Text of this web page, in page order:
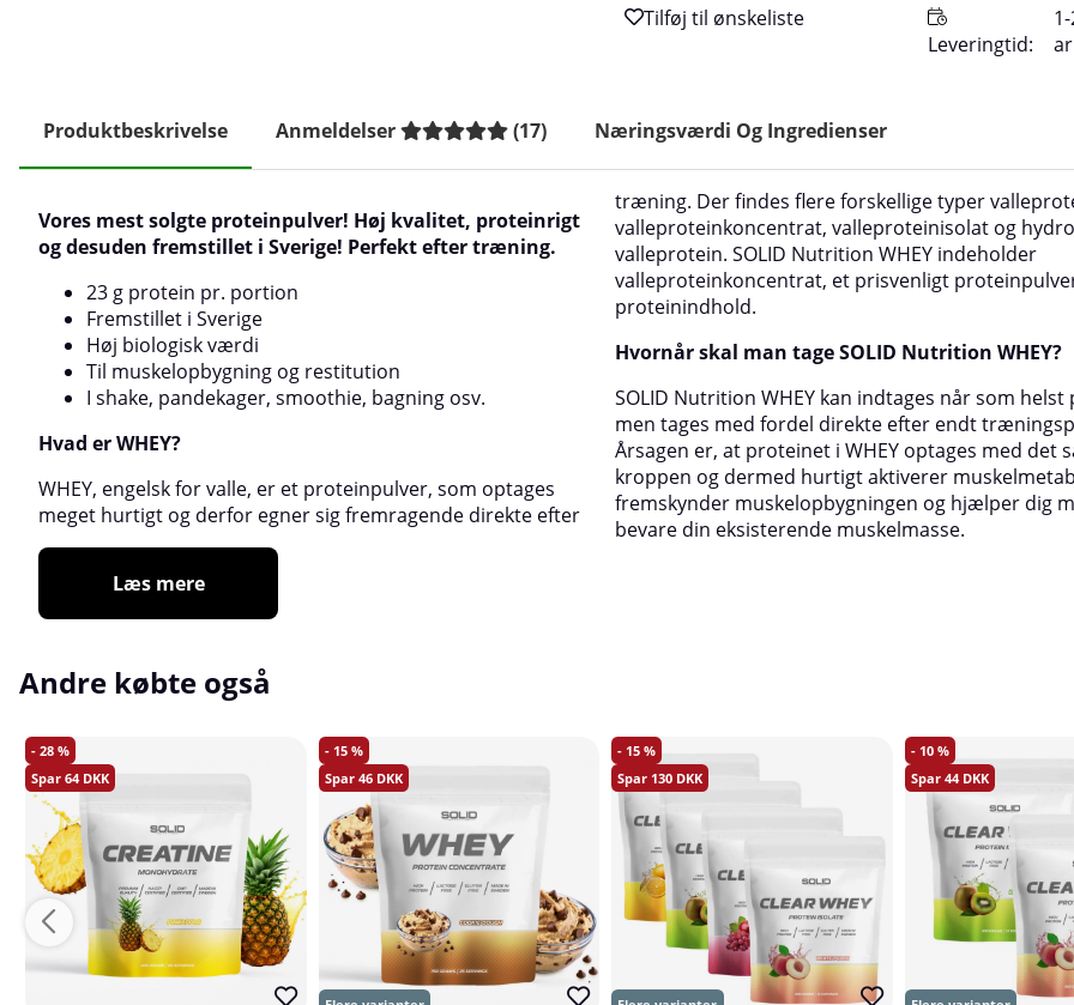
Leveringtid:
Produktbeskrivelse Anmeldelser (17) Næringsværdi Og Ingredienser
Vores mest solgte proteinpulver! Høj kvalitet, proteinrigt
og desuden fremstillet i Sverige! Perfekt efter træning.
23 g protein pr. portion
Fremstillet i Sverige
Høj biologisk værdi
Til muskelopbygning og restitution
I shake, pandekager, smoothie, bagning osv.
Hvad er WHEY?
WHEY, engelsk for valle, er et proteinpulver, som optages
meget hurtigt og derfor egner sig fremragende direkte efter
træning. Der findes flere forskellige typer
valleproteinkoncentrat, valleproteinisolat og
valleprotein. SOLID Nutrition WHEY indeholder
valleproteinkoncentrat, et prisvenligt
proteinindhold.
Hvornår skal man tage SOLID Nutrition WHEY?
SOLID Nutrition WHEY kan indtages når som helst
men tages med fordel direkte efter endt
Årsagen er, at proteinet i WHEY optages med det
kroppen og dermed hurtigt aktiverer
fremskynder muskelopbygningen og hjælper dig
bevare din eksisterende muskelmasse.
Læs mere
Andre købte også
28
64
15
46
15
130
10
44